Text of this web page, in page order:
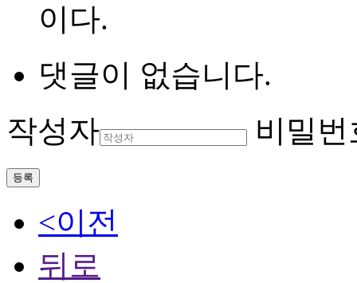
이다.
댓글이 없습니다.
작성자
비밀번
등록
<이전
뒤로